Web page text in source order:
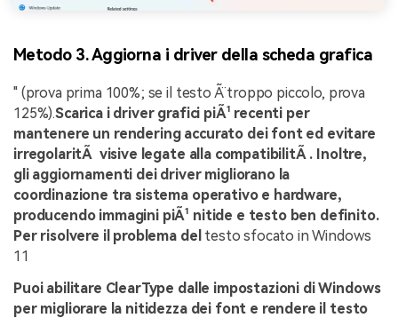
Metodo 3. Aggiorna i driver della scheda grafica
" (prova prima 100%; se il testo Ã¨ troppo piccolo, prova
125%).Scarica i driver grafici piÃ¹ recenti per
mantenere un rendering accurato dei font ed evitare
irregolaritÃ visive legate alla compatibilitÃ . Inoltre,
gli aggiornamenti dei driver migliorano la
coordinazione tra sistema operativo e hardware,
producendo immagini piÃ¹ nitide e testo ben definito.
Per risolvere il problema del testo sfocato in Windows
11
Puoi abilitare ClearType dalle impostazioni di Windows
per migliorare la nitidezza dei font e rendere il testo